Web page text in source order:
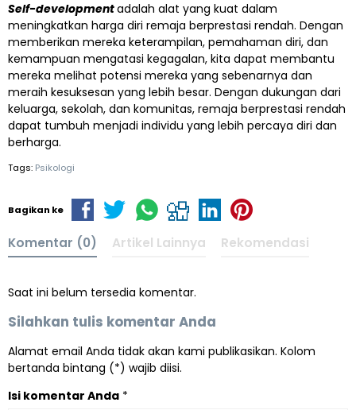
Self-developmentadalah alat yang kuat dalam
meningkatkan harga diri remaja berprestasi rendah. Dengan
memberikan mereka keterampilan, pemahaman diri, dan
kemampuan mengatasi kegagalan, kita dapat membantu
mereka melihat potensi mereka yang sebenarnya dan
meraih kesuksesan yang lebih besar. Dengan dukungan dari
keluarga, sekolah, dan komunitas, remaja berprestasi rendah
dapat tumbuh menjadi individu yang lebih percaya diri dan
berharga.
Tags: Psikologi
Bagikan ke
Komentar (0) Artikel Lainnya Rekomendasi
Saat ini belum tersedia komentar.
Silahkan tulis komentar Anda
Alamat email Anda tidak akan kami publikasikan. Kolom
bertanda bintang (*) wajib diisi.
Isi komentar Anda *